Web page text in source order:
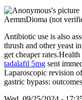
AemmDioma (not
Antibiotic use is also
thrush and other yeast
get cheaper
tadalafil 5mg sent
Laparoscopic revision
gastric bypass: